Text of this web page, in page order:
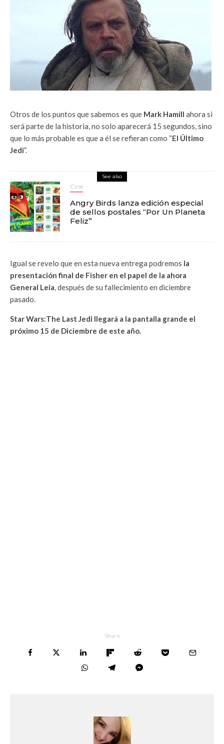
Otros de los puntos que sabemos es que Mark Hamill ahora si
será parte de la historia, no solo aparecerá 15 segundos, sino
que lo más probable es que a él se refieran como “El Último
Jedi”.
See also
Cine
Angry Birds lanza edición especial
de sellos postales “Por Un Planeta
Feliz”
Igual se revelo que en esta nueva entrega podremos la
presentación final de Fisher en el papel de la ahora
General Leia , después de su fallecimiento en diciembre
pasado.
Star Wars:The Last Jedi llegará a la pantalla grande el
próximo 15 de Diciembre de este año.
Share